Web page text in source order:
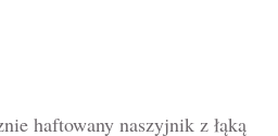
haftowany naszyjnik z łąką